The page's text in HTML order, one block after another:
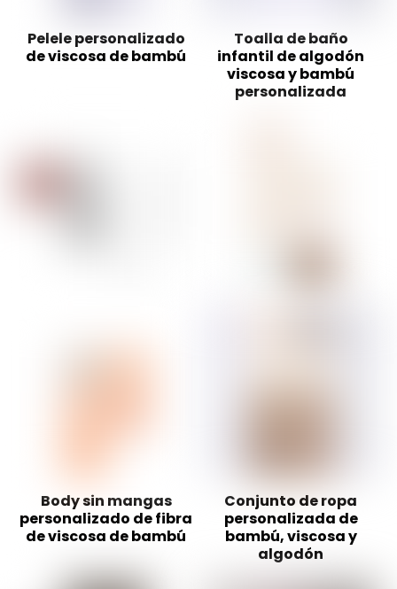
Pelele personalizado
de viscosa de bambú
Toalla de baño
infantil de algodón
viscosa y bambú
personalizada
Body sin mangas
personalizado de fibra
de viscosa de bambú
Conjunto de ropa
personalizada de
bambú, viscosa y
algodón